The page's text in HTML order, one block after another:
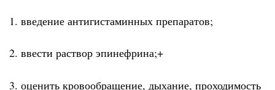
1. введение антигистаминных препаратов;
2. ввести раствор эпинефрина;+
3. оценить кровообращение, дыхание, проходимость